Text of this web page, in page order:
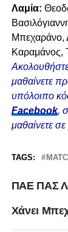
Λαμία:
Μπεχαράνο,
Καραμάνος,
μαθαίνετε
υπόλοιπο
Facebook,
μαθαίνετε
TAGS:
ΠΑΕ ΠΑΣ
Χάνει